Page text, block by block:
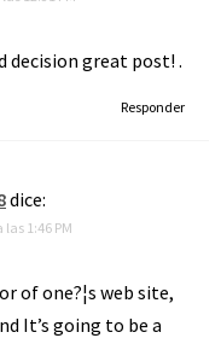
decision great post! .
Responder
dice:
las 1:46 PM
of one?¦s web site,
It’s going to be a